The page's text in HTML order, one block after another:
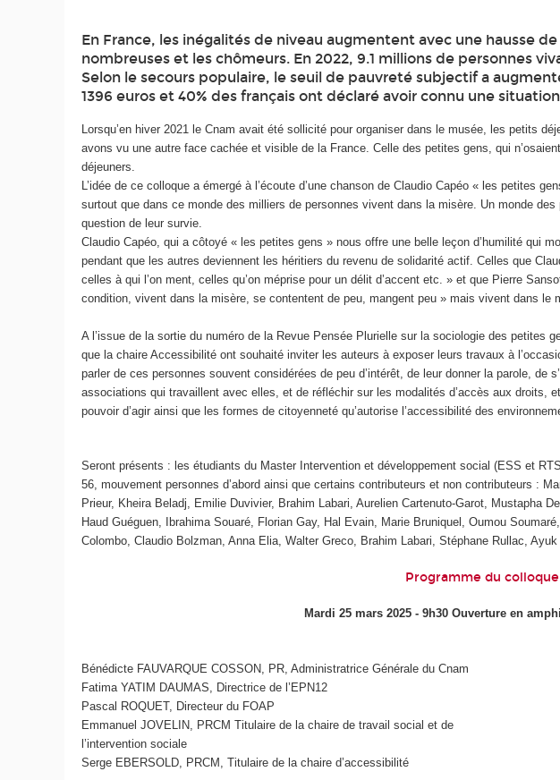
En France, les inégalités de niveau augmentent avec une hausse
nombreuses et les chômeurs. En 2022, 9.1 millions de personnes
Selon le secours populaire, le seuil de pauvreté subjectif a
1396 euros et 40% des français ont déclaré avoir connu une
Lorsqu’en hiver 2021 le Cnam avait été sollicité pour organiser dans le musée, les petits
avons vu une autre face cachée et visible de la France. Celle des petites gens, qui
déjeuners.
L’idée de ce colloque a émergé à l’écoute d’une chanson de Claudio Capéo « les petites
surtout que dans ce monde des milliers de personnes vivent dans la misère. Un monde
question de leur survie.
Claudio Capéo, qui a côtoyé « les petites gens » nous offre une belle leçon d’humilité qui
pendant que les autres deviennent les héritiers du revenu de solidarité actif. Celles que
celles à qui l’on ment, celles qu’on méprise pour un délit d’accent etc. » et que Pierre
condition, vivent dans la misère, se contentent de peu, mangent peu » mais vivent dans le
A l’issue de la sortie du numéro de la Revue Pensée Plurielle sur la sociologie des petites
que la chaire Accessibilité ont souhaité inviter les auteurs à exposer leurs travaux à
parler de ces personnes souvent considérées de peu d’intérêt, de leur donner la parole, de
associations qui travaillent avec elles, et de réfléchir sur les modalités d’accès aux droits,
pouvoir d’agir ainsi que les formes de citoyenneté qu’autorise l’accessibilité des
Seront présents : les étudiants du Master Intervention et développement social (ESS et
56, mouvement personnes d’abord ainsi que certains contributeurs et non contributeurs :
Prieur, Kheira Beladj, Emilie Duvivier, Brahim Labari, Aurelien Cartenuto-Garot, Mustapha
Haud Guéguen, Ibrahima Souaré, Florian Gay, Hal Evain, Marie Bruniquel, Oumou
Colombo, Claudio Bolzman, Anna Elia, Walter Greco, Brahim Labari, Stéphane Rullac,
Programme du colloque
Mardi 25 mars 2025 - 9h30 Ouverture en
Bénédicte FAUVARQUE COSSON, PR, Administratrice Générale du Cnam
Fatima YATIM DAUMAS, Directrice de l’EPN12
Pascal ROQUET, Directeur du FOAP
Emmanuel JOVELIN, PRCM Titulaire de la chaire de travail social et de
l’intervention sociale
Serge EBERSOLD, PRCM, Titulaire de la chaire d’accessibilité